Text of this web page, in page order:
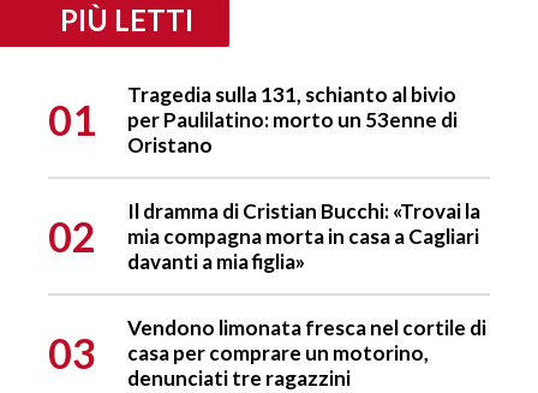
PIÙ LETTI
01
Tragedia sulla 131, schianto al bivio
per Paulilatino: morto un 53enne di
Oristano
02
Il dramma di Cristian Bucchi: «Trovai la
mia compagna morta in casa a Cagliari
davanti a mia figlia»
03
Vendono limonata fresca nel cortile di
casa per comprare un motorino,
denunciati tre ragazzini